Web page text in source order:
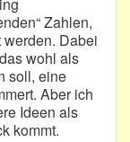
Zahlen,
Dabei
wohl als
soll, eine
Aber ich
Ideen als
kommt.